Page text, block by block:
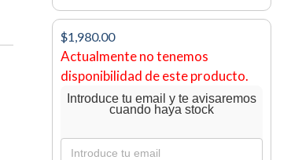
$1,980.00
Actualmente no tenemos
disponibilidad de este producto.
Introduce tu email y te avisaremos
cuando haya stock